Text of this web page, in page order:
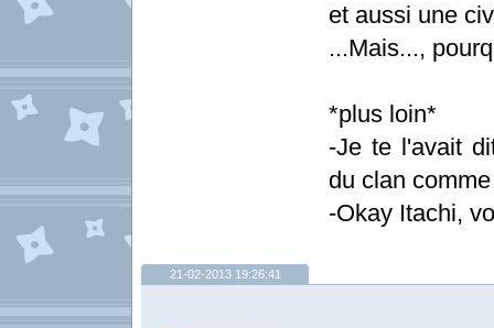
et aussi une
...Mais...,
*plus loin*
-Je te l'avait
du clan
-Okay Itachi,
21-02-2013 19:26:41